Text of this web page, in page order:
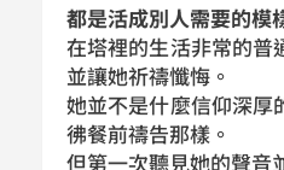
都是活成別人需要的模
在塔裡的生活非常的普
並讓她祈禱懺悔。
她並不是什麼信仰深厚
彿餐前禱告那樣。
但第一次聽見她的聲音